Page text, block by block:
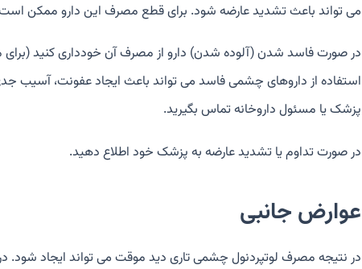
می تواند باعث تشدید عارضه شود. برای قطع مصرف این دارو ممکن است
در صورت فاسد شدن (آلوده شدن) دارو از مصرف آن خودداری کنید (برای
استفاده از داروهای چشمی فاسد می تواند باعث ایجاد عفونت، آسیب
پزشک یا مسئول داروخانه تماس بگیرید.
در صورت تداوم یا تشدید عارضه به پزشک خود اطلاع دهید.
عوارض جانبی
در نتیجه مصرف لوتپردنول چشمی تاری دید موقت می تواند ایجاد